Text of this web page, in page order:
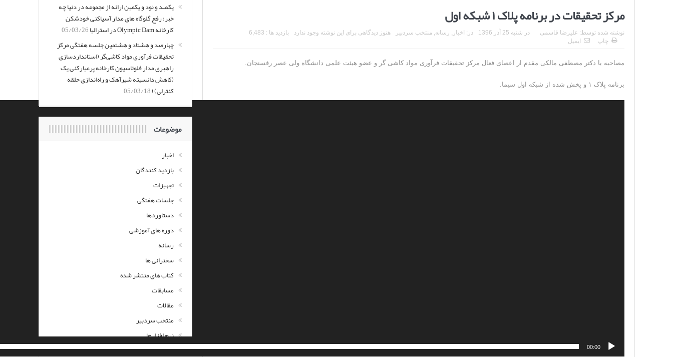
مرکز تحقیقات در برنامه پلاک ۱ شبکه اول
نوشته شده توسط: علیرضا قاسمی در شنبه 25 آذر 1396 در: اخبار , رسانه,منتخب سردبیر هنوز دیدگاهی برای این نوشته وجود ندارد
بازدید ها : 6,483
چاپ
ایمیل
مصاحبه با دکتر مصطفی مالکی مقدم از اعضای فعال مرکز تحقیقات فرآوری مواد کاشی گر و عضو هیئت علمی دانشگاه ولی عصر رفسنجان.
برنامه پلاک ۱ و پخش شده از شبکه اول سیما.
00:00
یکصد و نود و یکمین ارائه از مجموعه در دنیا چه
خبر: رفع گلوگاه های مدار آسیاکنی خودشکن
کارخانه Olympic Dam در استرالیا
05/03/26
چهارصد و هشتاد و هشتمین جلسه هفتگی مرکز
تحقیقات فرآوری مواد کاشی‌گر (استانداردسازی
راهبری مدار فلوتاسیون کارخانه پرعیارکنی یک
(کاهش دانسیته شیرآهک و راه‌اندازی حلقه
کنترلی))05/03/18
موضوعات
اخبار
بازدید کنندگان
تجهیزات
جلسات هفتگی
دستاوردها
دوره های آموزشی
رسانه
سخنرانی ها
کتاب های منتشر شده
مسابقات
مقالات
منتخب سردبیر
نرم افزارها
نمایشگاه